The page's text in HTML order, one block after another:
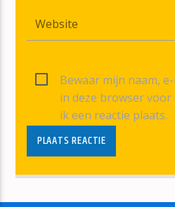
Bewaar mijn naam,
in deze browser
ik een reactie plaats.